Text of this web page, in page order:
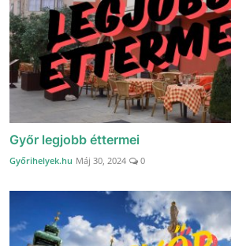
Győr legjobb éttermei
Győrihelyek.hu Máj 30, 2024 0